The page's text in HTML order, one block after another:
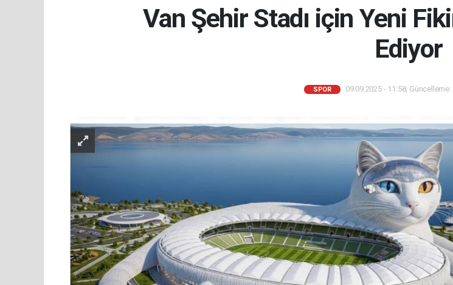
Van Şehir Stadı için Yeni
Ediyor
SPOR 09.09.2025 - 11:58,